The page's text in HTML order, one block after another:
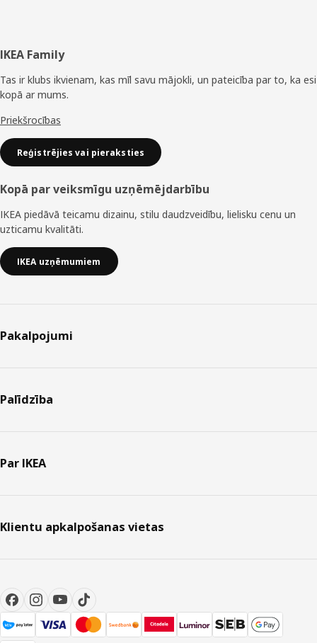
Kājene
IKEA Family
Tas ir klubs ikvienam, kas mīl savu mājokli, un pateicība par to, ka esi
kopā ar mums.
Priekšrocības
Reģistrējies vai pieraksties
Kopā par veiksmīgu uzņēmējdarbību
IKEA piedāvā teicamu dizainu, stilu daudzveidību, lielisku cenu un
uzticamu kvalitāti.
IKEA uzņēmumiem
Pakalpojumi
Palīdzība
Par IKEA
Klientu apkalpošanas vietas